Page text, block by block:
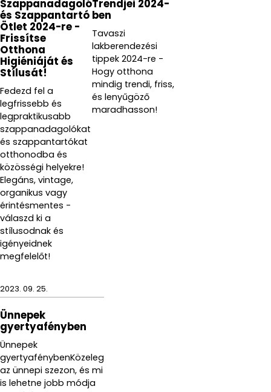
Szappanadagoló
és Szappantartó
Ötlet 2024-re -
Frissítse
Otthona
Higiéniáját és
Stílusát!
Fedezd fel a
legfrissebb és
legpraktikusabb
szappanadagolókat
és szappantartókat
otthonodba és
közösségi helyekre!
Elegáns, vintage,
organikus vagy
érintésmentes -
válaszd ki a
stílusodnak és
igényeidnek
megfelelőt!
Trendjei 2024-
ben
Tavaszi
lakberendezési
tippek 2024-re -
Hogy otthona
mindig trendi, friss,
és lenyűgöző
maradhasson!
2023. 09. 25.
Ünnepek
gyertyafényben
Ünnepek
gyertyafénybenKözeleg
az ünnepi szezon, és mi
is lehetne jobb módja